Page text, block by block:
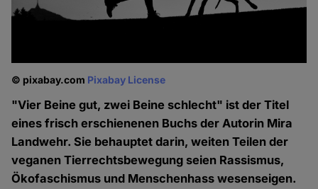
© pixabay.com Pixabay License
"Vier Beine gut, zwei Beine schlecht" ist der Titel
eines frisch erschienenen Buchs der Autorin Mira
Landwehr. Sie behauptet darin, weiten Teilen der
veganen Tierrechtsbewegung seien Rassismus,
Ökofaschismus und Menschenhass wesenseigen.